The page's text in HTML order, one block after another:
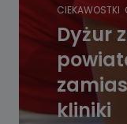
CIEKAWOSTKI
Dyżur
kliniki